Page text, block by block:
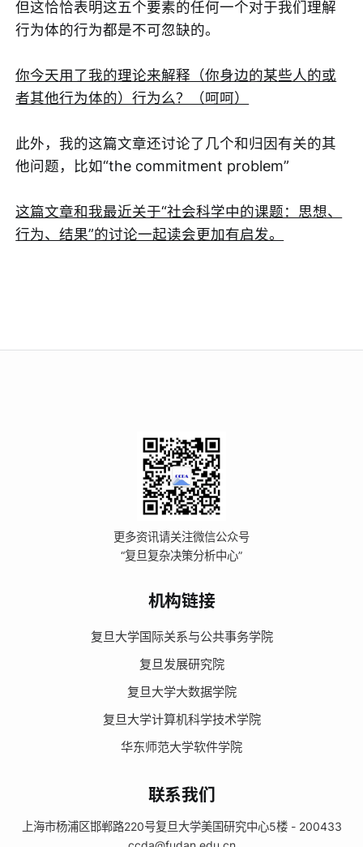
但这恰恰表明这五个要素的任何一个对于我们理解
行为体的行为都是不可忽缺的。
你今天用了我的理论来解释（你身边的某些人的或
者其他行为体的）行为么？（呵呵）
此外，我的这篇文章还讨论了几个和归因有关的其
他问题，比如“the commitment problem”
这篇文章和我最近关于“社会科学中的课题：思想、
行为、结果”的讨论一起读会更加有启发。
更多资讯请关注微信公众号
“复旦复杂决策分析中心”
机构链接
复旦大学国际关系与公共事务学院
复旦发展研究院
复旦大学大数据学院
复旦大学计算机科学技术学院
华东师范大学软件学院
联系我们
上海市杨浦区邯郸路220号复旦大学美国研究中心5楼 - 200433